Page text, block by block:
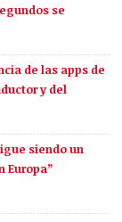
se
de las apps de
y del
siendo un
Europa”